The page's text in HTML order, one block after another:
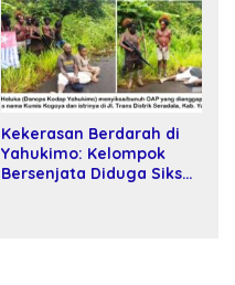
Kekerasan Berdarah di
Yahukimo: Kelompok
Bersenjata Diduga Siksa